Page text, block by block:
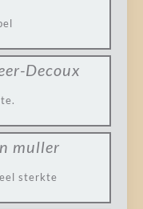
Decoux
muller
sterkte